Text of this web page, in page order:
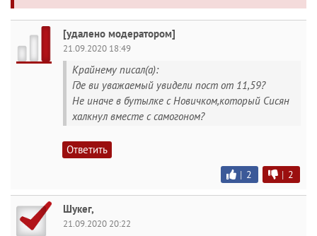
[удалено модератором]
21.09.2020 18:49
Крайнему писал(а):
Где ви уважаемый увидели пост от 11,59?
Не иначе в бутылке с Новичком,который Сисян
халкнул вместе с самогоном?
Ответить
| 2 | 2
Шукег,
21.09.2020 20:22